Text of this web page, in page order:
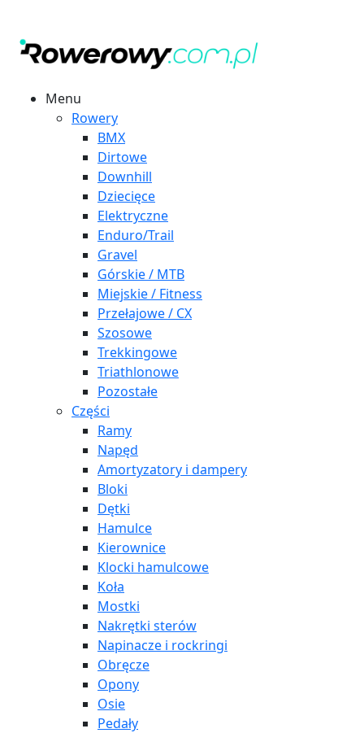
Menu
Rowery
BMX
Dirtowe
Downhill
Dziecięce
Elektryczne
Enduro/Trail
Gravel
Górskie / MTB
Miejskie / Fitness
Przełajowe / CX
Szosowe
Trekkingowe
Triathlonowe
Pozostałe
Części
Ramy
Napęd
Amortyzatory i dampery
Bloki
Dętki
Hamulce
Kierownice
Klocki hamulcowe
Koła
Mostki
Nakrętki sterów
Napinacze i rockringi
Obręcze
Opony
Osie
Pedały